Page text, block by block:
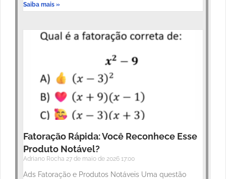
Saiba mais »
Fatoração Rápida: Você Reconhece Esse
Produto Notável?
Adriano Rocha 27 de maio de 2026 17:00
Ads Fatoração e Produtos Notáveis Uma questão